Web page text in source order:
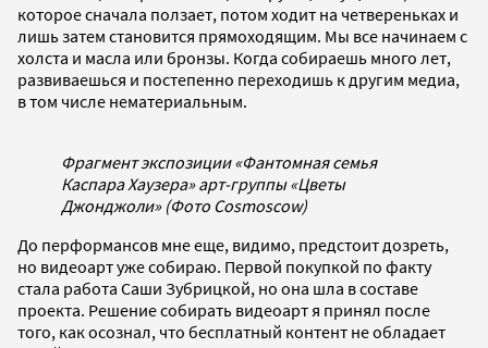
которое сначала ползает, потом ходит на четвереньках и
лишь затем становится прямоходящим. Мы все начинаем с
холста и масла или бронзы. Когда собираешь много лет,
развиваешься и постепенно переходишь к другим медиа,
в том числе нематериальным.
Фрагмент экспозиции «Фантомная семья
Каспара Хаузера» арт-группы «Цветы
Джонджоли» (Фото Cosmoscow)
До перформансов мне еще, видимо, предстоит дозреть,
но видеоарт уже собираю. Первой покупкой по факту
стала работа Саши Зубрицкой, но она шла в составе
проекта. Решение собирать видеоарт я принял после
того, как осознал, что бесплатный контент не обладает